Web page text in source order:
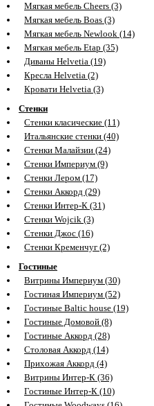
Мягкая мебель Cheers (3)
Мягкая мебель Boas (3)
Мягкая мебель Newlook (14)
Мягкая мебель Etap (35)
Диваны Helvetia (19)
Кресла Helvetia (2)
Кровати Helvetia (3)
Стенки
Стенки класические (11)
Итальянские стенки (40)
Стенки Малайзии (24)
Стенки Империум (9)
Стенки Лером (17)
Стенки Аккорд (29)
Стенки Интер-К (31)
Стенки Wojcik (3)
Стенки Джос (16)
Стенки Кременчуг (2)
Гостиные
Витрины Империум (30)
Гостиная Империум (52)
Гостиные Baltic house (19)
Гостиные Домовой (8)
Гостиные Аккорд (28)
Столовая Аккорд (14)
Прихожая Аккорд (4)
Витрины Интер-К (36)
Гостиные Интер-К (10)